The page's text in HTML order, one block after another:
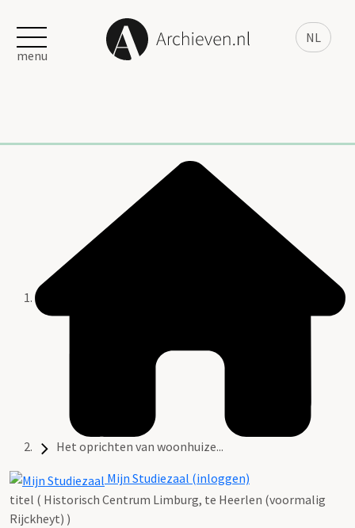
NL
menu
Het oprichten van woonhuize...
Mijn Studiezaal (inloggen)
titel ( Historisch Centrum Limburg, te Heerlen (voormalig
Rijckheyt) )